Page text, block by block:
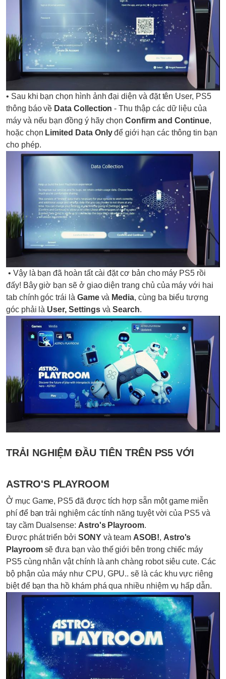
• Sau khi bạn chọn hình ảnh đại diện và đặt tên User, PS5
thông báo về Data Collection - Thu thập các dữ liệu của
máy và nếu bạn đồng ý hãy chọnConfirm and Continue,
hoặc chọn Limited Data Onlyđể giới hạn các thông tin bạn
cho phép.
• Vậy là bạn đã hoàn tất cài đặt cơ bản cho máy PS5 rồi
đấy! Bây giờ bạn sẽ ở giao diện trang chủ của máy với hai
tab chính góc trái là Gamevà Media, cùng ba biểu tượng
góc phải là User, SettingsvàSearch.
TRẢI NGHIỆM ĐẦU TIÊN TRÊN PS5 VỚI
ASTRO'S PLAYROOM
Ở mục Game, PS5 đã được tích hợp sẵn một game miễn
phí để bạn trải nghiệm các tính năng tuyệt vời của PS5 và
tay cầm Dualsense: Astro's Playroom.
Được phát triển bởi SONYvà team ASOB!, Astro's
Playroomsẽ đưa bạn vào thế giới bên trong chiếc máy
PS5 cùng nhân vật chính là anh chàng robot siêu cute. Các
bộ phận của máy như CPU, GPU.. sẽ là các khu vực riêng
biệt để bạn tha hồ khám phá qua nhiều nhiệm vụ hấp dẫn.